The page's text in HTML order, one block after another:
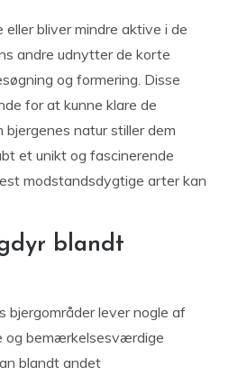
bliver mindre aktive i de
andre udnytter de korte
og formering. Disse
for at kunne klare de
bjergenes natur stiller dem
et unikt og fascinerende
modstandsdygtige arter kan
blandt
bjergområder lever nogle af
og bemærkelsesværdige
blandt andet